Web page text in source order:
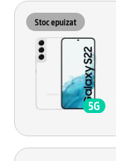
Stoc epuizat